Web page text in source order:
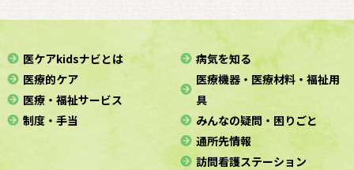
医ケアkidsナビとは
医療的ケア
医療・福祉サービス
制度・手当
病気を知る
医療機器・医療材料・福祉用
具
みんなの疑問・困りごと
通所先情報
訪問看護ステーション